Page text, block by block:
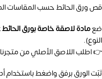
قص ورق الحائط حسب المقاسات
ضعمادة لاصقة خاصة بورق الحائط
النوع).
👉 اطلب اللاصق الأصلي من متجرنا
ثبّت الورق برفق واضغط باستخدام